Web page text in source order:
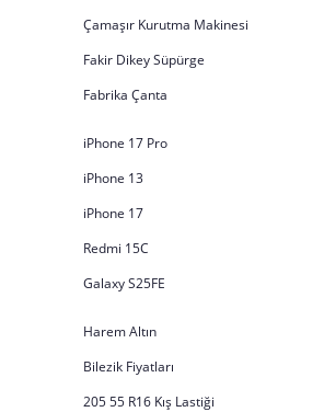
Çamaşır Kurutma Makinesi
Fakir Dikey Süpürge
Fabrika Çanta
iPhone 17 Pro
iPhone 13
iPhone 17
Redmi 15C
Galaxy S25FE
Harem Altın
Bilezik Fiyatları
205 55 R16 Kış Lastiği